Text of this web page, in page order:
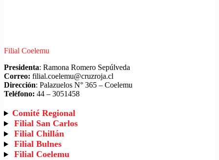
Filial Coelemu
Presidenta: Ramona Romero Sepúlveda
Correo: filial.coelemu@cruzroja.cl
Dirección: Palazuelos N° 365 – Coelemu
Teléfono: 44 – 3051458
Comité Regional
Filial San Carlos
Filial Chillán
Filial Bulnes
Filial Coelemu